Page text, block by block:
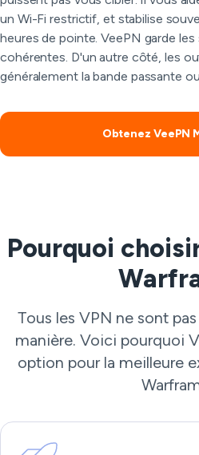
un Wi-Fi restrictif, et stabilise
heures de pointe. VeePN garde
cohérentes. D'un autre côté, les
généralement la bande passante
Obtenez VeePN
Pourquoi
Tous les VPN ne sont
manière. Voici pourquoi
option pour la meilleure